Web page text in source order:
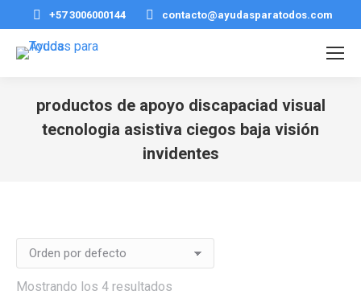
+57 3006000144 contacto@ayudasparatodos.com
productos de apoyo discapaciad visual
tecnologia asistiva ciegos baja visión
invidentes
Mostrando los 4 resultados